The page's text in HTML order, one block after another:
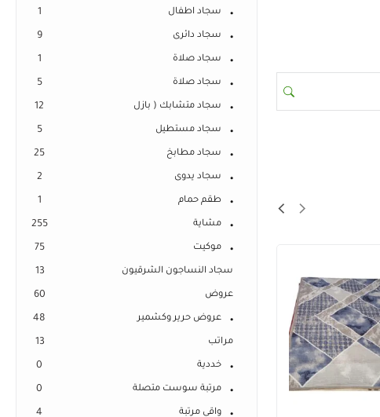
سجاد اطفال 1
سجاد دائرى 9
سجاد صلاة 1
سجاد صلاة 5
سجاد متشابك ( بازل 12
سجاد مستطيل 5
سجاد مطابخ 25
سجاد يدوى 2
طقم حمام 1
مشاية 255
موكيت 75
سجاد النساجون الشرقيون 13
عروض 60
عروض حرير وكشمير 48
مراتب 13
خددية 0
مرتبة سوست متصلة 0
واقى مرتبة 4